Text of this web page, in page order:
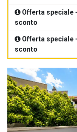
Offerta speciale -
sconto
Offerta speciale -
sconto